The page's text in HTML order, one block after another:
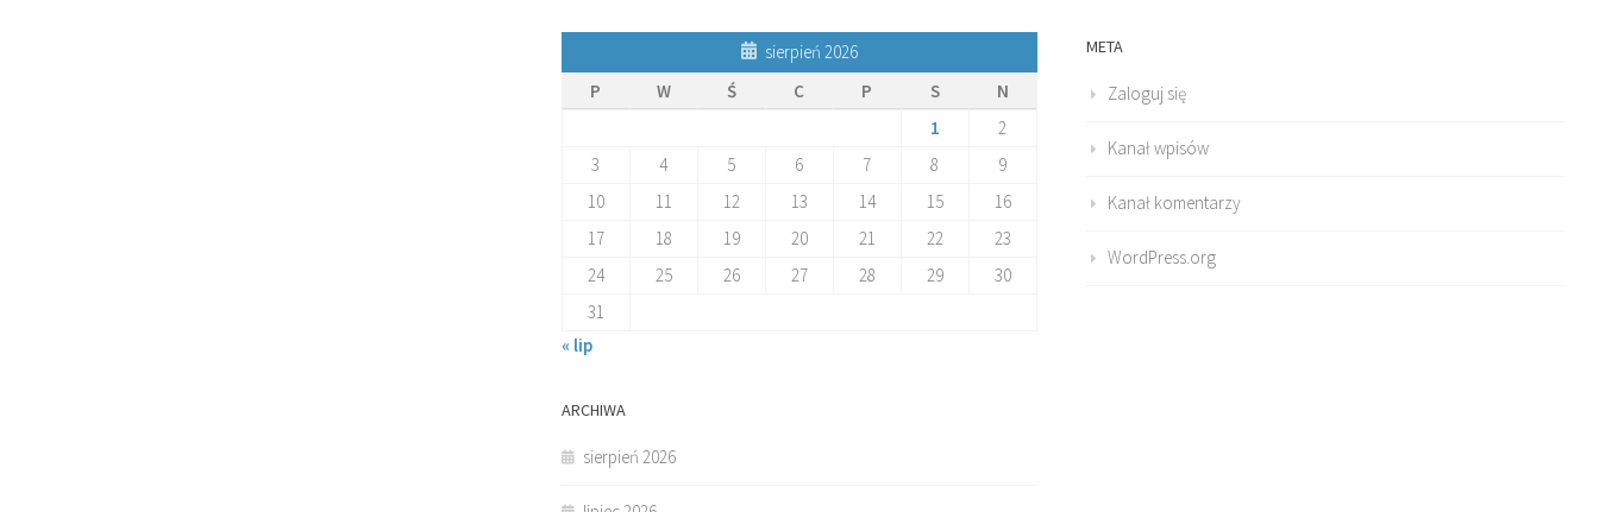
sierpień 2026
P
W Ś C P S
N
1
2
3
4 5 6 7 8
9
10
11 12 13 14 15
16
17
18 19 20 21 22
23
24
25 26 27 28 29
30
31
« lip
ARCHIWA
sierpień 2026
META
Zaloguj się
Kanał wpisów
Kanał komentarzy
WordPress.org